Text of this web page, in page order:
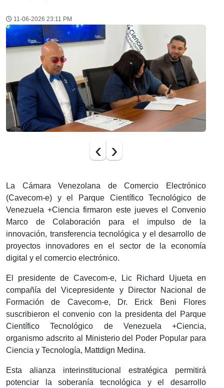
11-06-2026 23:11 PM
‹ ›
La Cámara Venezolana de Comercio Electrónico
(Cavecom-e) y ​el Parque Científico Tecnológico de
Venezuela +Ciencia firmaron este jueves el Convenio
Marco de Colaboración para el impulso de la
innovación, transferencia tecnológica y el desarrollo de
proyectos innovadores en el sector de la economía
digital y el comercio electrónico.
El presidente de Cavecom-e, Lic Richard Ujueta en
compañía del Vicepresidente y Director Nacional de
Formación de Cavecom-e, Dr. Erick Beni Flores
suscribieron el convenio con la presidenta del Parque
Científico Tecnológico de Venezuela +Ciencia,
organismo adscrito al Ministerio del Poder Popular para
Ciencia y Tecnología, Mattdign Medina.
Esta alianza interinstitucional estratégica permitirá
potenciar la soberanía tecnológica y el desarrollo